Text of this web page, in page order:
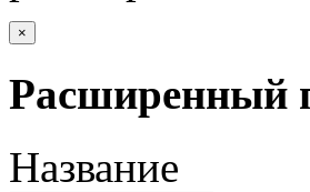
×
Расширенный
Название